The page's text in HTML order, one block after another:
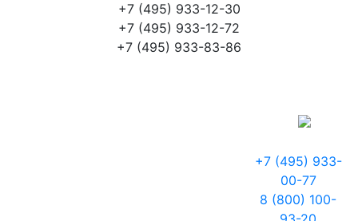
+7 (495) 933-12-30
+7 (495) 933-12-72
+7 (495) 933-83-86
+7 (495) 933-
00-77
8 (800) 100-